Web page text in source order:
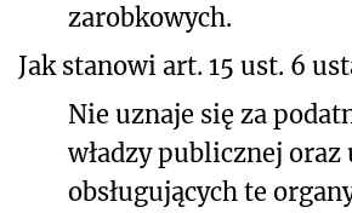
zarobkowych.
Jak stanowi art. 15 ust. 6
Nie uznaje się za
władzy publicznej oraz
obsługujących te